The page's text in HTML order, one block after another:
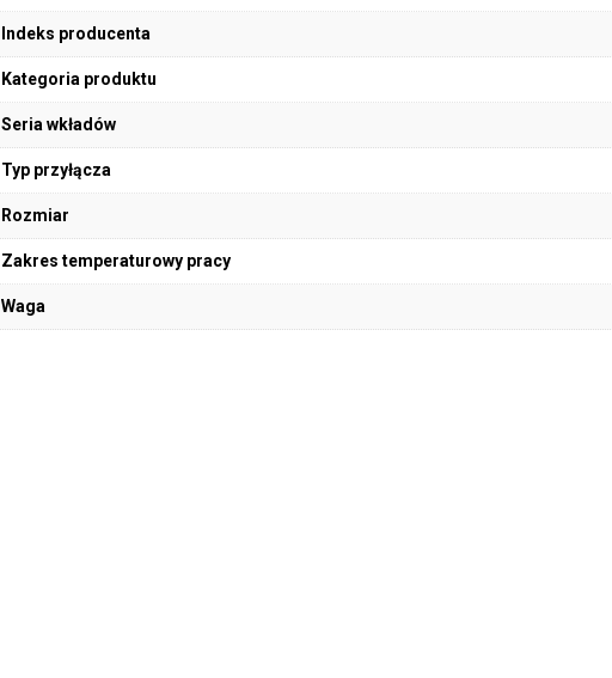
Indeks producenta
Kategoria produktu
Seria wkładów
Typ przyłącza
Rozmiar
Zakres temperaturowy pracy
Waga